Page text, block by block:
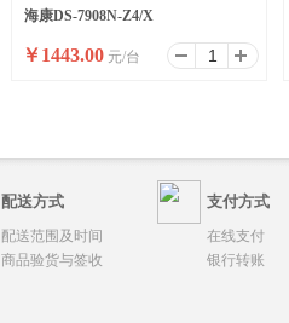
海康DS-7908N-Z4/X
￥1443.00 元/台
配送方式 支付方式
配送范围及时间
商品验货与签收
在线支付
银行转账